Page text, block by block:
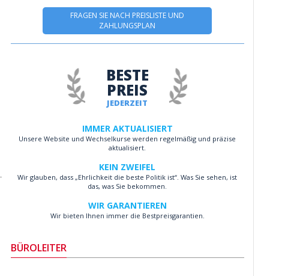
FRAGEN SIE NACH PREISLISTE UND
ZAHLUNGSPLAN
JEDERZEIT
BESTE
PREIS
IMMER AKTUALISIERT
Unsere Website und Wechselkurse werden regelmäßig und präzise
aktualisiert.
KEIN ZWEIFEL
Wir glauben, dass „Ehrlichkeit die beste Politik ist“. Was Sie sehen, ist
das, was Sie bekommen.
WIR GARANTIEREN
Wir bieten Ihnen immer die Bestpreisgarantien.
BÜROLEITER